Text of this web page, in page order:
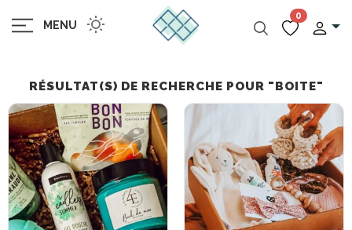
MENU
0
RÉSULTAT(S) DE RECHERCHE POUR "BOITE"